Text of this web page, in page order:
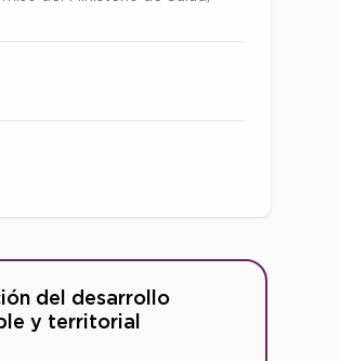
del desarrollo
y territorial